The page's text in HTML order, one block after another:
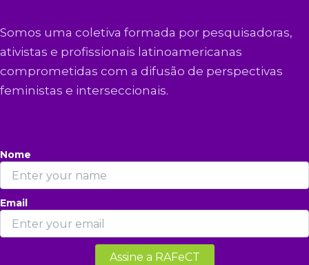
Somos uma coletiva formada por pesquisadoras,
ativistas e profissionais latinoamericanas
comprometidas com a difusão de perspectivas
feministas e interseccionais.
Nome
Email